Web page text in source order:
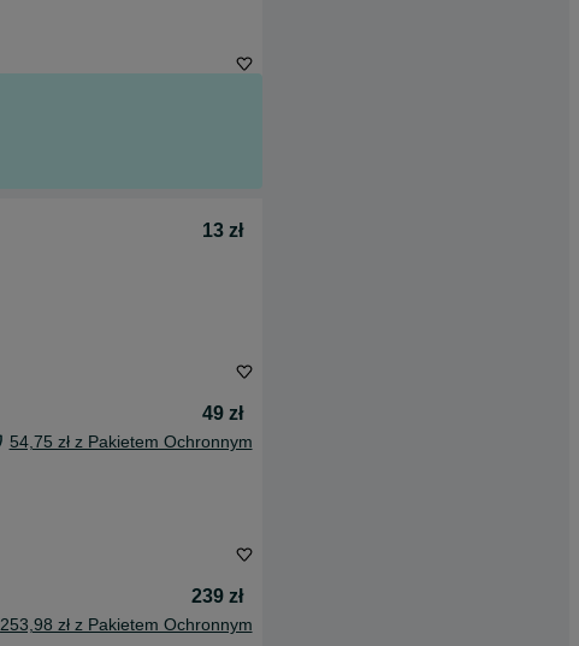
13 zł
49 zł
54,75 zł z Pakietem Ochronnym
239 zł
253,98 zł z Pakietem Ochronnym